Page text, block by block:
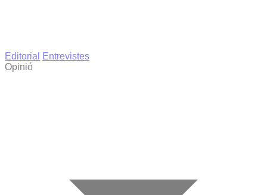
Editorial
Entrevistes
Opinió